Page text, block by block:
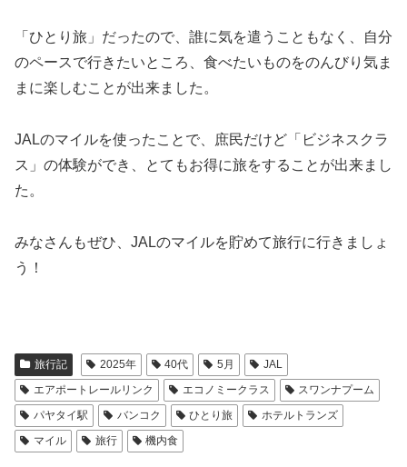
「ひとり旅」だったので、誰に気を遣うこともなく、自分
のペースで行きたいところ、食べたいものをのんびり気ま
まに楽しむことが出来ました。
JALのマイルを使ったことで、庶民だけど「ビジネスクラ
ス」の体験ができ、とてもお得に旅をすることが出来まし
た。
みなさんもぜひ、JALのマイルを貯めて旅行に行きましょ
う！
旅行記 2025年 40代 5月
JAL
エアポートレールリンク
エコノミークラス
スワンナプーム
パヤタイ駅
バンコク ひとり旅
ホテルトランズ
マイル
旅行 機内食